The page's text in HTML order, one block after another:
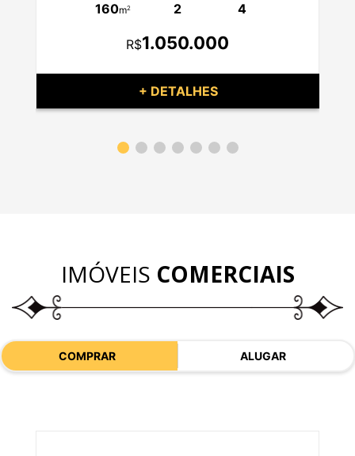
160m2 2 4
R$1.050.000
+ DETALHES
IMÓVEIS COMERCIAIS
COMPRAR ALUGAR